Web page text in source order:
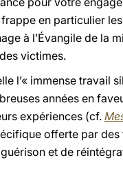
en particulier
à l’Évangile de la
victimes.
l’« immense travail
années en
expériences (cf.
offerte par
et de